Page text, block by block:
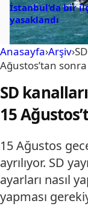
İstanbul’da bir
yasaklandı
Anasayfa›Arşiv›
Ağustos’tan
SD
15
15 Ağustos
ayrılıyor. SD
ayarları nasıl
yapması